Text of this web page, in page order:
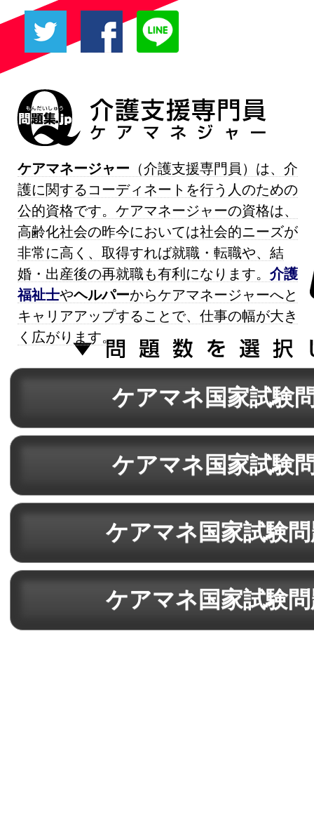
ケアマネージャー （介護支援専門員）は、介
護に関するコーディネートを行う人のための
公的資格です。ケアマネージャーの資格は、
高齢化社会の昨今においては社会的ニーズが
非常に高く、取得すれば就職・転職や、結
婚・出産後の再就職も有利になります。 介護
福祉士やヘルパーからケアマネージャーへと
キャリアアップすることで、仕事の幅が大き
く広がります。
ケアマネ国家試験
ケアマネ国家試験
ケアマネ国家試験
ケアマネ国家試験